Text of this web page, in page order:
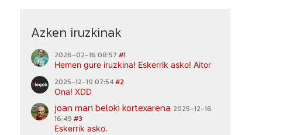
Azken iruzkinak
2026-02-16 08:57 #1
Hemen gure iruzkina! Eskerrik asko! Aitor
2025-12-19 07:54#2
Ona! XDD
joan mari beloki kortexarena 2025-12-16
16:49 #3
Eskerrik asko.